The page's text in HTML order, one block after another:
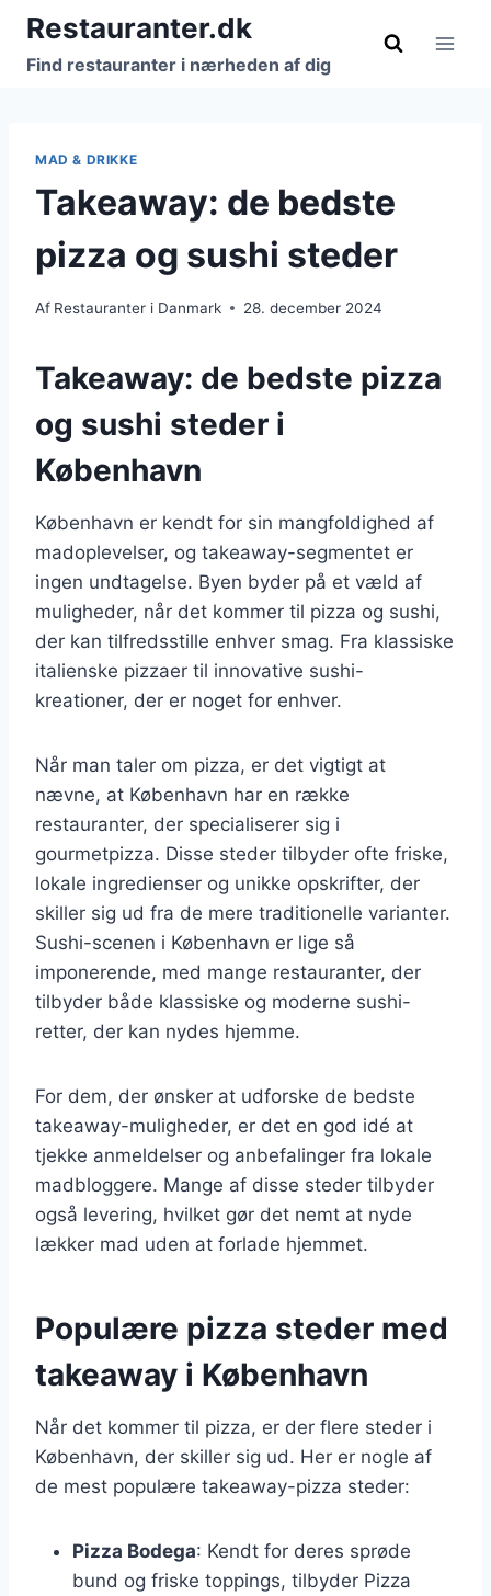
Fortsæt
indhold
Restauranter.dk
Find restauranter i nærheden af dig
MAD & DRIKKE
Takeaway: de bedste
pizza og sushi steder
Af Restauranter i Danmark 28. december 2024
Takeaway: de bedste pizza
og sushi steder i
København
København er kendt for sin mangfoldighed af
madoplevelser, og takeaway-segmentet er
ingen undtagelse. Byen byder på et væld af
muligheder, når det kommer til pizza og sushi,
der kan tilfredsstille enhver smag. Fra klassiske
italienske pizzaer til innovative sushi-
kreationer, der er noget for enhver.
Når man taler om pizza, er det vigtigt at
nævne, at København har en række
restauranter, der specialiserer sig i
gourmetpizza. Disse steder tilbyder ofte friske,
lokale ingredienser og unikke opskrifter, der
skiller sig ud fra de mere traditionelle varianter.
Sushi-scenen i København er lige så
imponerende, med mange restauranter, der
tilbyder både klassiske og moderne sushi-
retter, der kan nydes hjemme.
For dem, der ønsker at udforske de bedste
takeaway-muligheder, er det en god idé at
tjekke anmeldelser og anbefalinger fra lokale
madbloggere. Mange af disse steder tilbyder
også levering, hvilket gør det nemt at nyde
lækker mad uden at forlade hjemmet.
Populære pizza steder med
takeaway i København
Når det kommer til pizza, er der flere steder i
København, der skiller sig ud. Her er nogle af
de mest populære takeaway-pizza steder:
Pizza Bodega: Kendt for deres sprøde
bund og friske toppings, tilbyder Pizza